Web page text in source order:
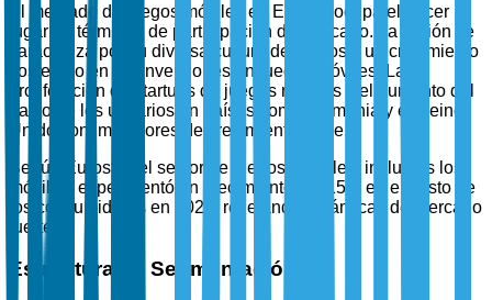
El mercado de juegos móviles en Europa ocupa el tercer
lugar en términos de participación de mercado. La región se
caracteriza por su diversa cultura de juegos y un crecimiento
sostenido en las inversiones en juegos móviles. La
proliferación de startups de juegos móviles y el aumento del
gasto de los usuarios en países como Alemania y el Reino
Unido son impulsores de crecimiento clave.
Según Eurostat, el sector de juegos digitales, incluidos los
móviles, experimentó un crecimiento del 15% en el gasto de
los consumidores en 2024, reflejando dinámicas de mercado
fuertes.
Estructura de Segmentación